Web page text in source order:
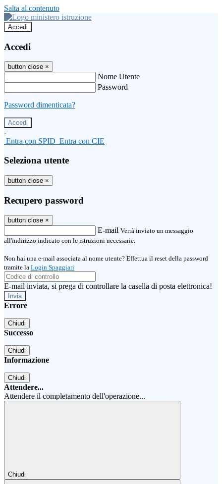
Salta al contenuto
Accedi
Accedi
button close ×
Nome Utente
Password
Password dimenticata?
-
Entra con SPID Entra con CIE
Seleziona utente
button close ×
Recupero password
button close ×
E-mail Verrà inviato un messaggio
all'indirizzo indicato con le istruzioni necessarie.
Non hai una e-mail associata al nome utente? Effettua il reset della password
tramite la Login Spaggiari
E-mail inviata, si prega di controllare la casella di posta elettronica!
Errore
Chiudi
Successo
Chiudi
Informazione
Chiudi
Attendere...
Attendere il completamento dell'operazione...
Chiudi